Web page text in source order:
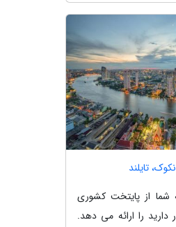
تایلند
شما از پایتخت کشوری
دارید را ارائه می دهد.